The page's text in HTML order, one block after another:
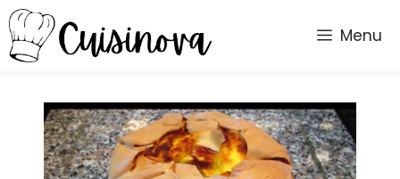
Vai
al
contenuto
Menu